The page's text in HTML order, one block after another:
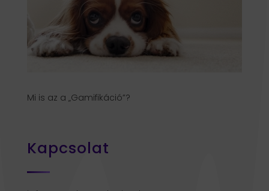
Mi is az a „Gamifikáció”?
Kapcsolat